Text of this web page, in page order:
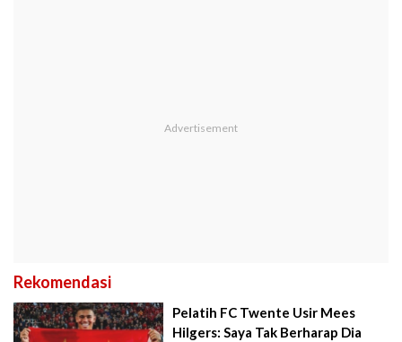
Rekomendasi
Pelatih FC Twente Usir Mees
Hilgers: Saya Tak Berharap Dia